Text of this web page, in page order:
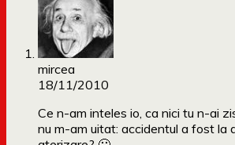
mircea
18/11/2010
Ce n-am inteles io, ca nici tu n-ai
nu m-am uitat: accidentul a fost la